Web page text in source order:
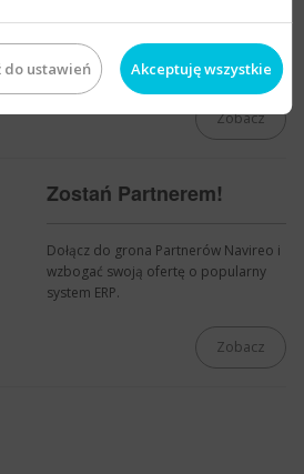
Harmonogram spotkań i wydarzeń
edukacyjnych dla Partnerów Navireo.
Zobacz
Zostań Partnerem!
Dołącz do grona Partnerów Navireo i
wzbogać swoją ofertę o popularny
system ERP.
Zobacz
do ustawień Akceptuję wszystkie